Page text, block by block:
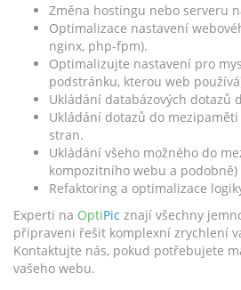
Změna hostingu nebo serveru
Optimalizace nastavení
nginx, php-fpm).
Optimalizujte nastavení pro
podstránku, kterou web
Ukládání databázových dotazů
Ukládání dotazů do
stran.
Ukládání všeho možného do
kompozitního webu a podobně)
Refaktoring a optimalizace
Experti na OptiPic znají všechny
připraveni řešit komplexní zrychlení
Kontaktujte nás, pokud potřebujete
vašeho webu.